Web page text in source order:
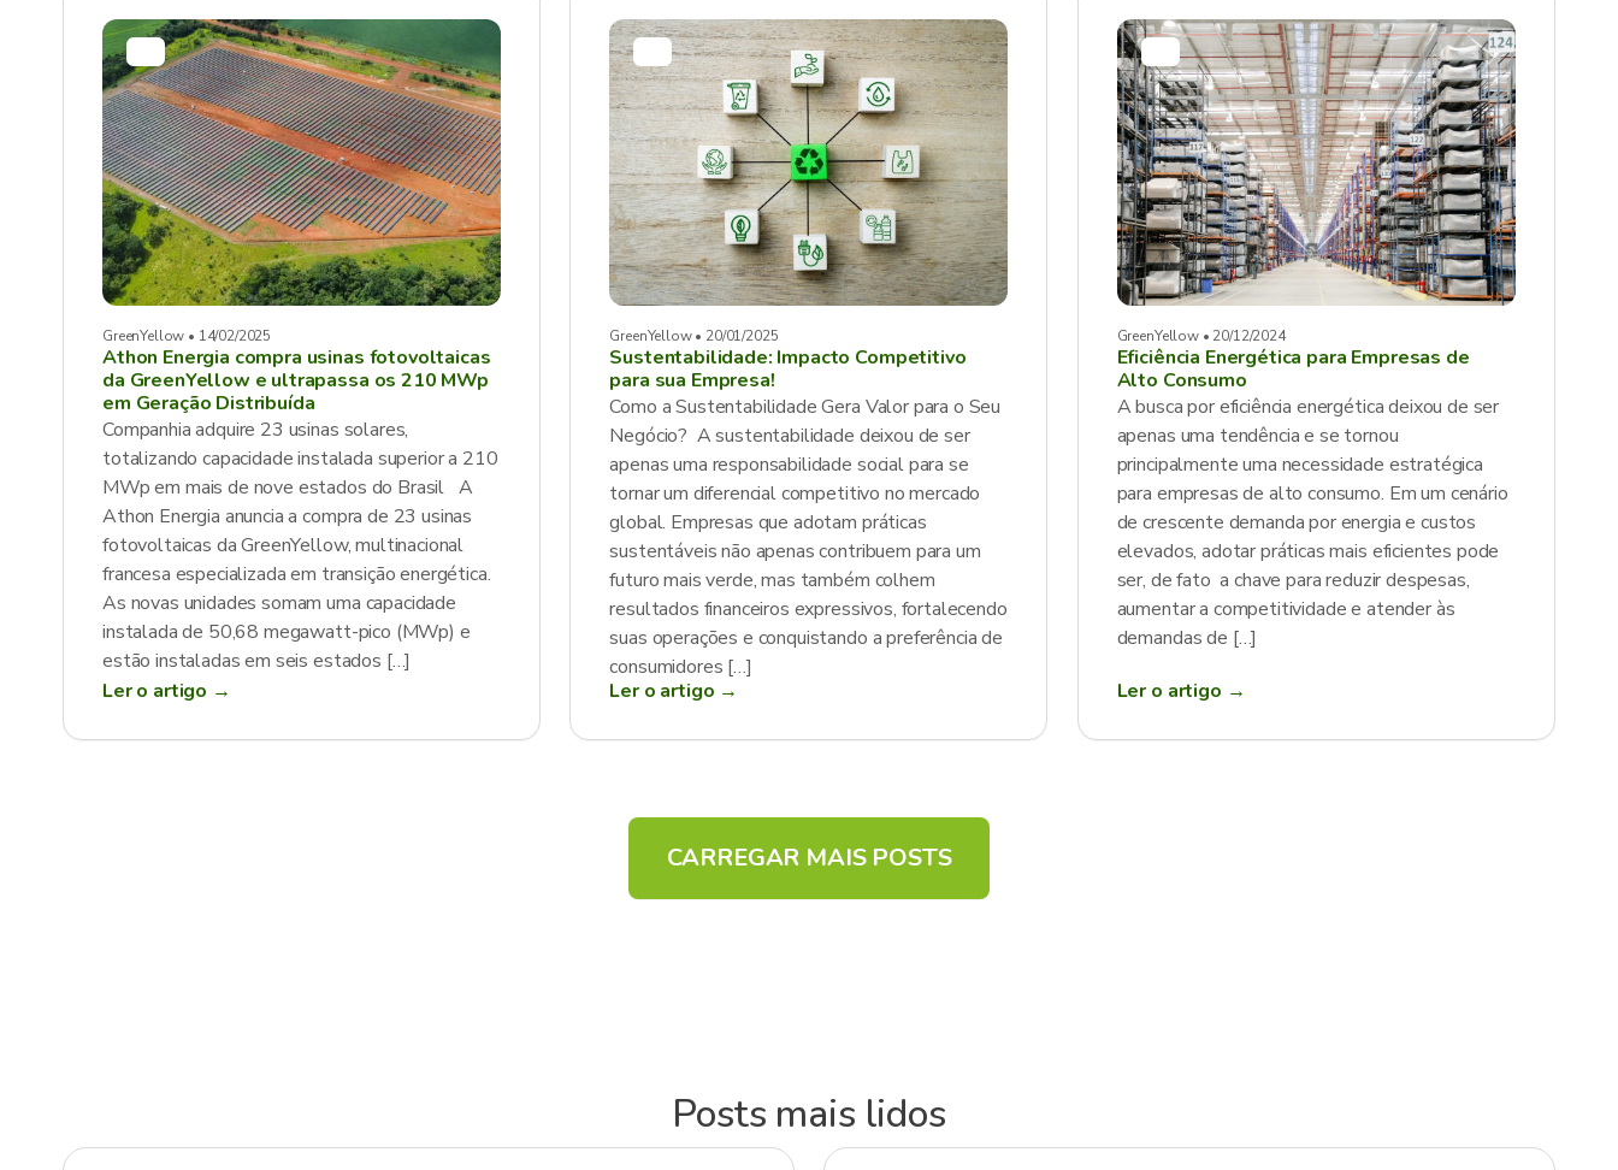
GreenYellow • 14/02/2025
Athon Energia compra usinas fotovoltaicas
da GreenYellow e ultrapassa os 210 MWp
em Geração Distribuída
Companhia adquire 23 usinas solares,
totalizando capacidade instalada superior a 210
MWp em mais de nove estados do Brasil A
Athon Energia anuncia a compra de 23 usinas
fotovoltaicas da GreenYellow, multinacional
francesa especializada em transição energética.
As novas unidades somam uma capacidade
instalada de 50,68 megawatt-pico (MWp) e
estão instaladas em seis estados […]
Ler o artigo →
GreenYellow • 20/01/2025
Sustentabilidade: Impacto Competitivo
para sua Empresa!
Como a Sustentabilidade Gera Valor para o Seu
Negócio? A sustentabilidade deixou de ser
apenas uma responsabilidade social para se
tornar um diferencial competitivo no mercado
global. Empresas que adotam práticas
sustentáveis não apenas contribuem para um
futuro mais verde, mas também colhem
resultados financeiros expressivos, fortalecendo
suas operações e conquistando a preferência de
consumidores […]
Ler o artigo →
GreenYellow • 20/12/2024
Eficiência Energética para Empresas de
Alto Consumo
A busca por eficiência energética deixou de ser
apenas uma tendência e se tornou
principalmente uma necessidade estratégica
para empresas de alto consumo. Em um cenário
de crescente demanda por energia e custos
elevados, adotar práticas mais eficientes pode
ser, de fato a chave para reduzir despesas,
aumentar a competitividade e atender às
demandas de […]
Ler o artigo →
CARREGAR MAIS POSTS
Posts mais lidos